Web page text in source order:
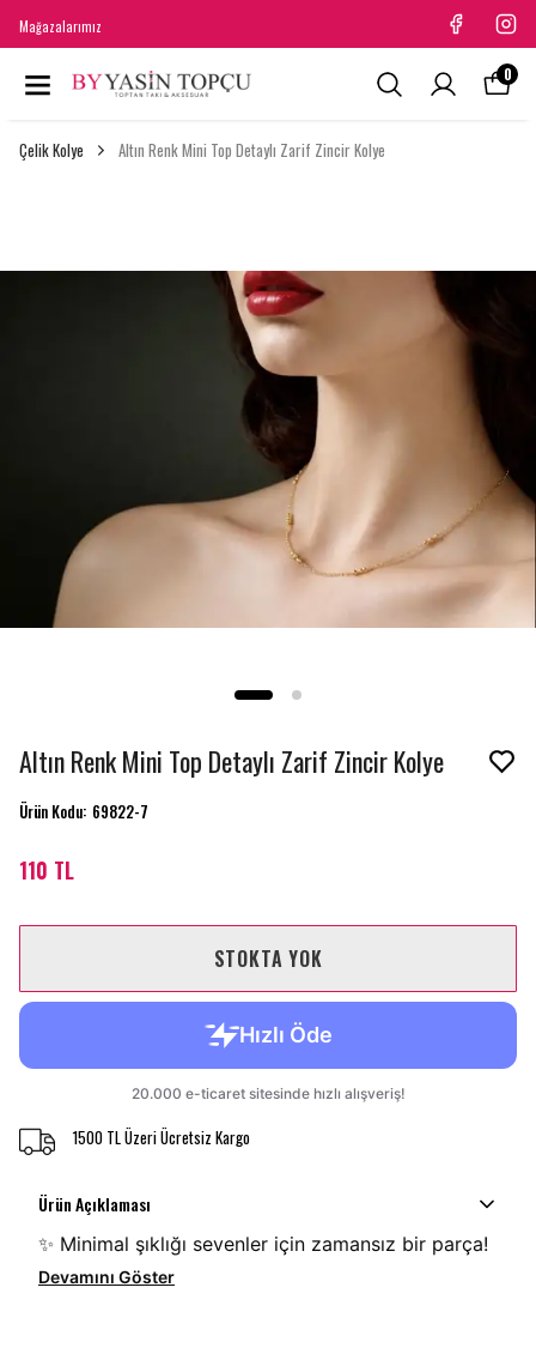
Mağazalarımız
0
Çelik Kolye Altın Renk Mini Top Detaylı Zarif Zincir Kolye
Altın Renk Mini Top Detaylı Zarif Zincir Kolye
Ürün Kodu: 69822-7
110 TL
STOKTA YOK
1500 TL Üzeri Ücretsiz Kargo
Ürün Açıklaması
✨ Minimal şıklığı sevenler için zamansız bir parça!
Devamını Göster